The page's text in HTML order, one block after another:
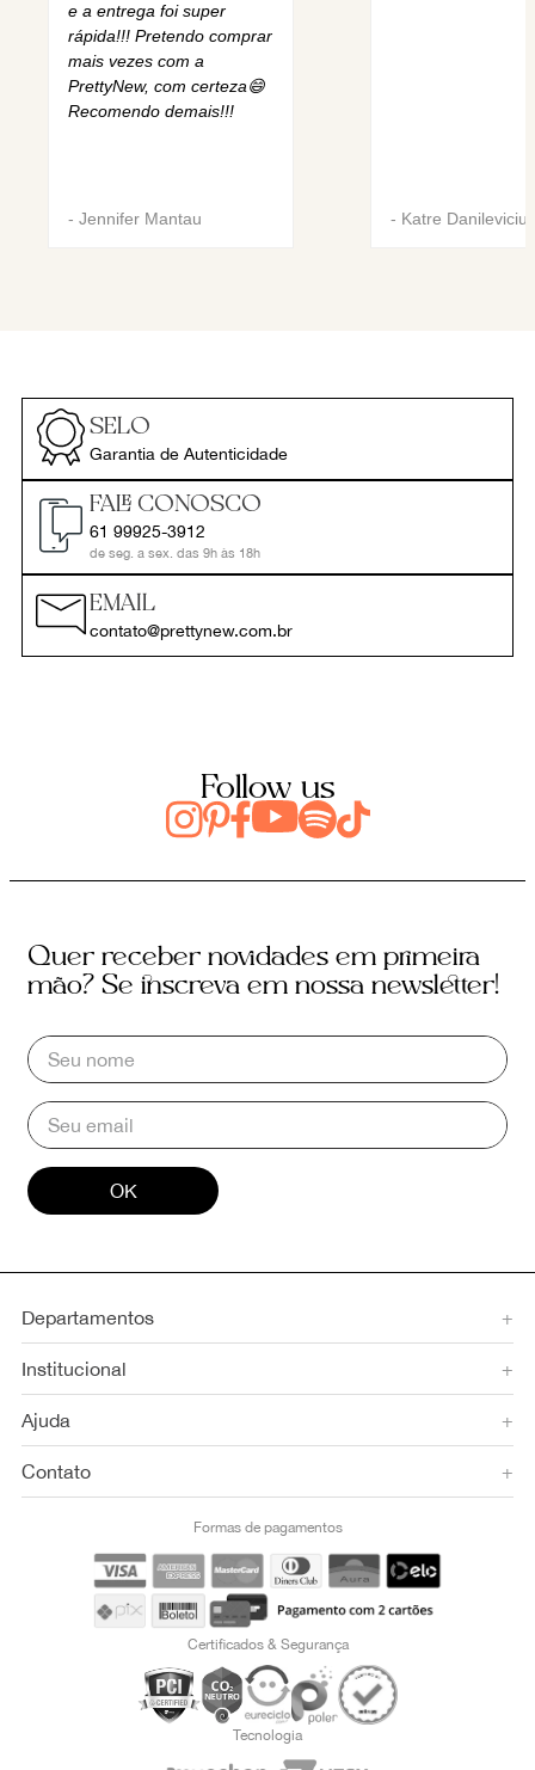
e a entrega foi super
rápida!!! Pretendo comprar
mais vezes com a
PrettyNew, com certeza😄
Recomendo demais!!!
- Jennifer Mantau - Katre Danilevicius
SELO
Garantia de Autenticidade
FALE CONOSCO
61 99925-3912
de seg. a sex. das 9h às 18h
EMAIL
contato@prettynew.com.br
Follow us
Quer receber novidades em primeira
mão? Se inscreva em nossa newsletter!
OK
Departamentos +
Institucional +
Ajuda +
Contato +
Formas de pagamentos
Certificados & Segurança
Tecnologia